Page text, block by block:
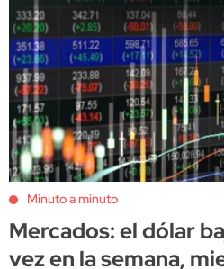
Minuto a minuto
Mercados: el dólar
vez en la semana,